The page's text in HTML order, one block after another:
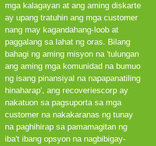
mga kalagayan at ang aming diskarte
ay upang tratuhin ang mga customer
nang may kagandahang-loob at
paggalang sa lahat ng oras. Bilang
bahagi ng aming misyon na 'tulungan
ang aming mga komunidad na bumuo
ng isang pinansiyal na napapanatiling
hinaharap', ang recoveriescorp ay
nakatuon sa pagsuporta sa mga
customer na nakakaranas ng tunay
na paghihirap sa pamamagitan ng
iba't ibang opsyon na nagbibigay-